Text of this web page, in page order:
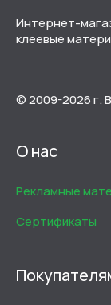
Интернет-
клеевые
© 2009-2026 г.
О нас
Рекламные
Сертификаты